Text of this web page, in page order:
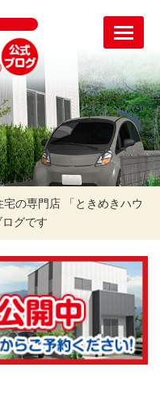
の専門店 「ときめきハウ
グです